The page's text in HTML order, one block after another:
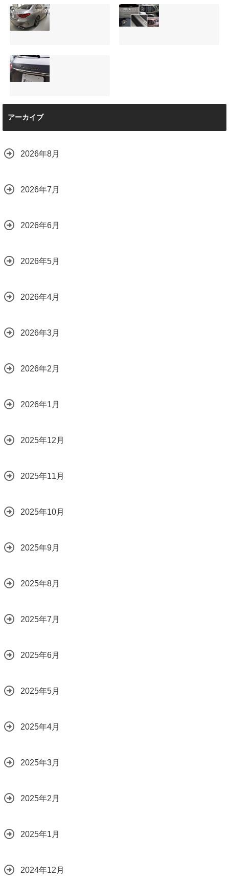
サンルーフ付きベ
ンツVクラス
（V220d）にフリ
店で断られた悩み
をプロの技術で解
決
2026.08.04
マツダRX-8（マッ
トグレー）の板金
修理と専用コーテ
【施工事例】メル
セデス・ベンツ
C220d｜3層セラ
ート」と弱点克服
のプロテクション
京都世田谷区）
マセラティ グレカ
ーレ トロフェオ
2026.07.22
アーカイブ
2026年8月
2026年7月
2026年6月
2026年5月
2026年4月
2026年3月
2026年2月
2026年1月
2025年12月
2025年11月
2025年10月
2025年9月
2025年8月
2025年7月
2025年6月
2025年5月
2025年4月
2025年3月
2025年2月
2025年1月
2024年12月